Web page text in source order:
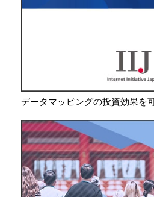
データマッピングの投資効果を